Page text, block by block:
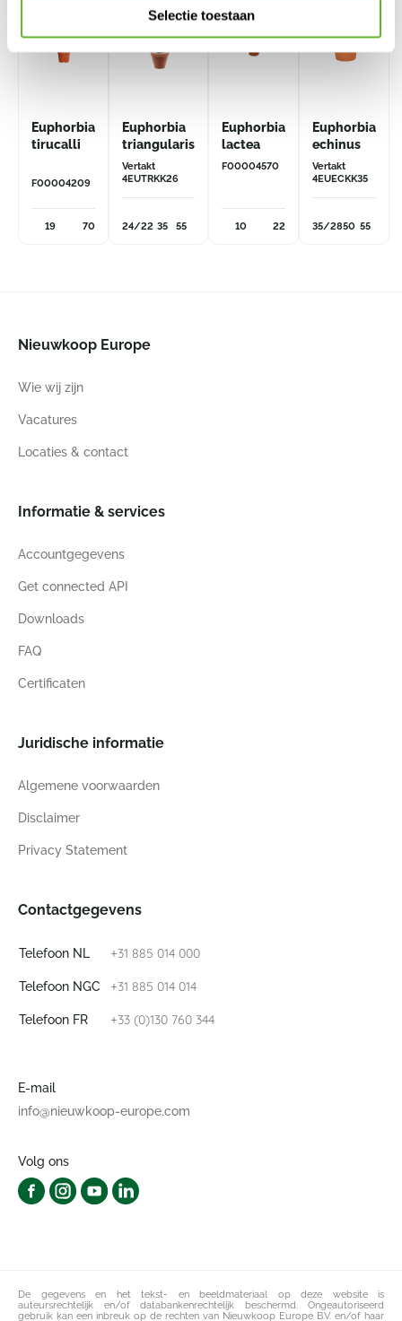
Selectie toestaan
Euphorbia
tirucalli
F00004209
19 70
Euphorbia
triangularis
Vertakt
4EUTRKK26
24/22 35 55
Euphorbia
lactea
F00004570
10 22
Euphorbia
echinus
Vertakt
4EUECKK35
35/2850 55
Nieuwkoop Europe
Wie wij zijn
Vacatures
Locaties & contact
Informatie & services
Accountgegevens
Get connected API
Downloads
FAQ
Certificaten
Juridische informatie
Algemene voorwaarden
Disclaimer
Privacy Statement
Contactgegevens
Telefoon NL +31 885 014 000
Telefoon NGC +31 885 014 014
Telefoon FR +33 (0)130 760 344
E-mail
info@nieuwkoop-europe.com
Volg ons
De gegevens en het tekst- en beeldmateriaal op deze website is
auteursrechtelijk en/of databankenrechtelijk beschermd. Ongeautoriseerd
gebruik kan een inbreuk op de rechten van Nieuwkoop Europe B.V. en/of haar